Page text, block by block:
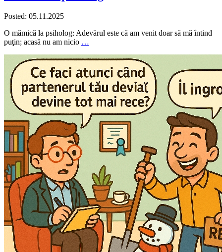
Posted: 05.11.2025
O mămică la psiholog: Adevărul este că am venit doar să mă întind
puţin; acasă nu am nicio …